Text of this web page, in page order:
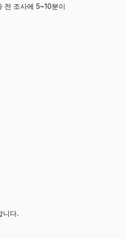
전 조사에 5~10분이
니다.